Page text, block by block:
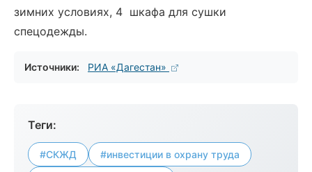
зимних условиях, 4 шкафа для сушки
спецодежды.
Источники: РИА «Дагестан»
Теги:
#СКЖД #инвестиции в охрану труда